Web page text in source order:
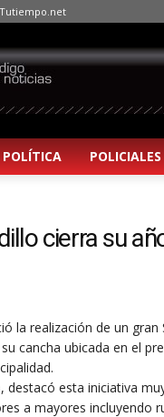
POLÍTICA POLICIALES
cierra su
la realización de un
cancha ubicada en el
destacó esta iniciativa
a mayores incluyendo